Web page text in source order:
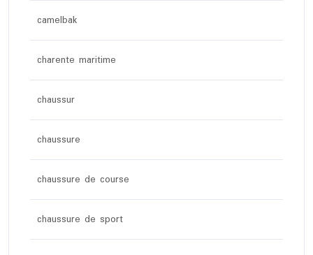
camelbak
charente maritime
chaussur
chaussure
chaussure de course
chaussure de sport